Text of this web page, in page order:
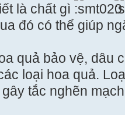
là chất gì
đó có thể giúp
quả bảo vệ, dâu
loại hoa quả.
tắc nghẽn